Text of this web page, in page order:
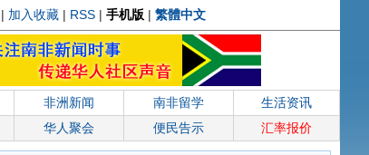
| 加入收藏 | RSS | 手机版 | 繁體中文
非洲新闻 南非留学
生活资讯
华人聚会 便民告示 汇率报价